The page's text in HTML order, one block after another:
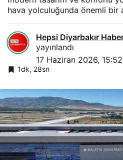
hava yolculuğunda önemli bir
Hepsi Diyarbakır
yayınlandı
17 Haziran 2026, 15:52
1dk, 28sn